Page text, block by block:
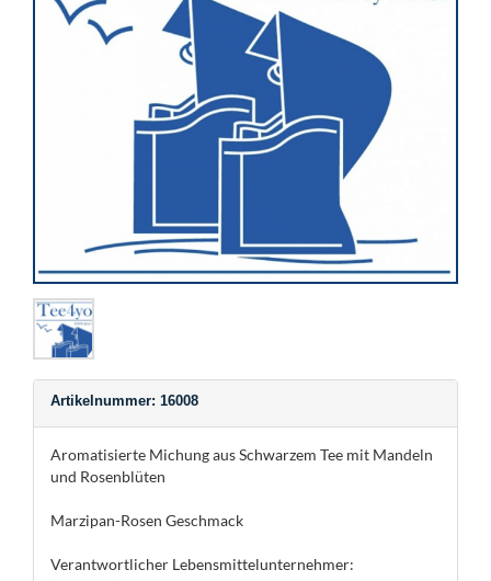
Artikelnummer: 16008
Aromatisierte Michung aus Schwarzem Tee mit Mandeln
und Rosenblüten
Marzipan-Rosen Geschmack
Verantwortlicher Lebensmittelunternehmer: